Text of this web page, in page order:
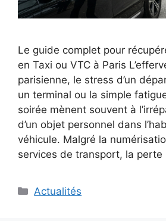
Le guide complet pour
en Taxi ou VTC à Paris
parisienne, le stress d’un
un terminal ou la simple
soirée mènent souvent à
d’un objet personnel dans
véhicule. Malgré la
services de transport, la perte
Catégories
Actualités